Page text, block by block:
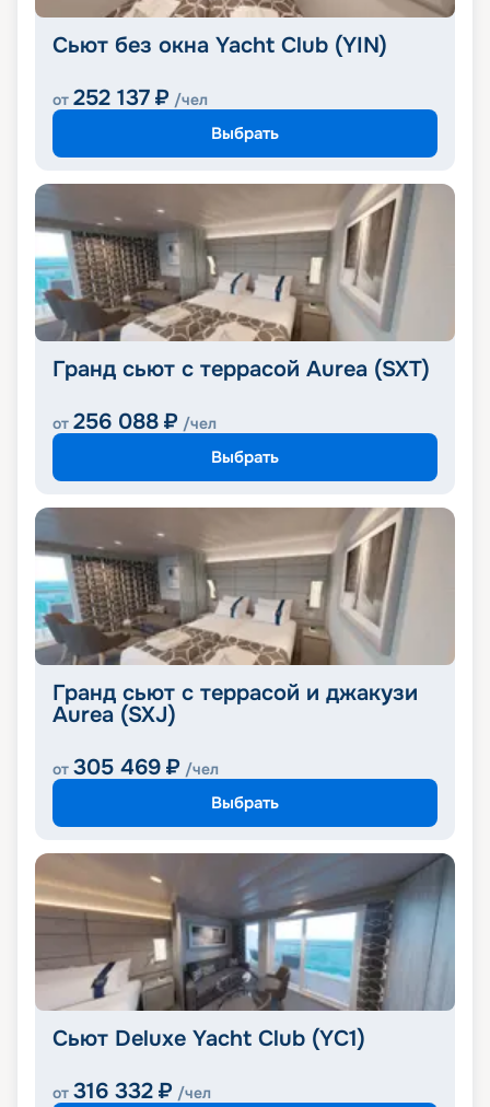
Сьют без окна Yacht Club (YIN)
от 252 137 ₽ /чел
Выбрать
Гранд сьют с террасой Aurea (SXT)
от 256 088 ₽ /чел
Выбрать
Гранд сьют с террасой и джакузи
Aurea (SXJ)
от 305 469 ₽ /чел
Выбрать
Сьют Deluxe Yacht Club (YC1)
от 316 332 ₽ /чел